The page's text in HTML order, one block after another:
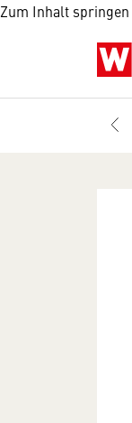
Zum Inhalt springen